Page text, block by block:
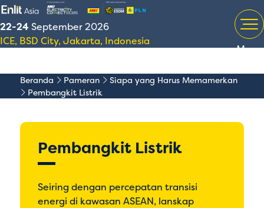
22-24September 2026
ICE, BSD City, Jakarta, Indonesia
Menu
Beranda Pameran
Siapa yang Harus Memamerkan
Pembangkit Listrik
Pembangkit Listrik
Seiring dengan percepatan transisi
energi di kawasan ASEAN, lanskap